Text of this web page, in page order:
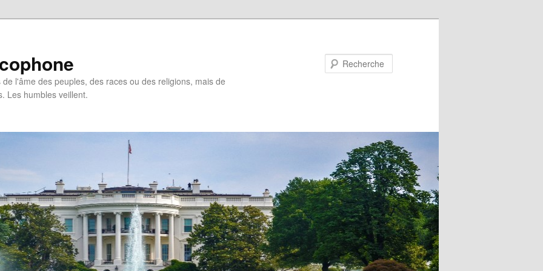
l'âme des peuples, des races ou des religions, mais de
Les humbles veillent.